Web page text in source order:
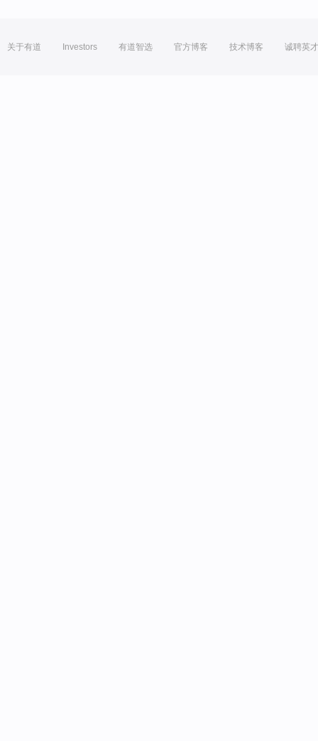
关于有道 Investors 有道智选 官方博客 技术博客 诚聘英才